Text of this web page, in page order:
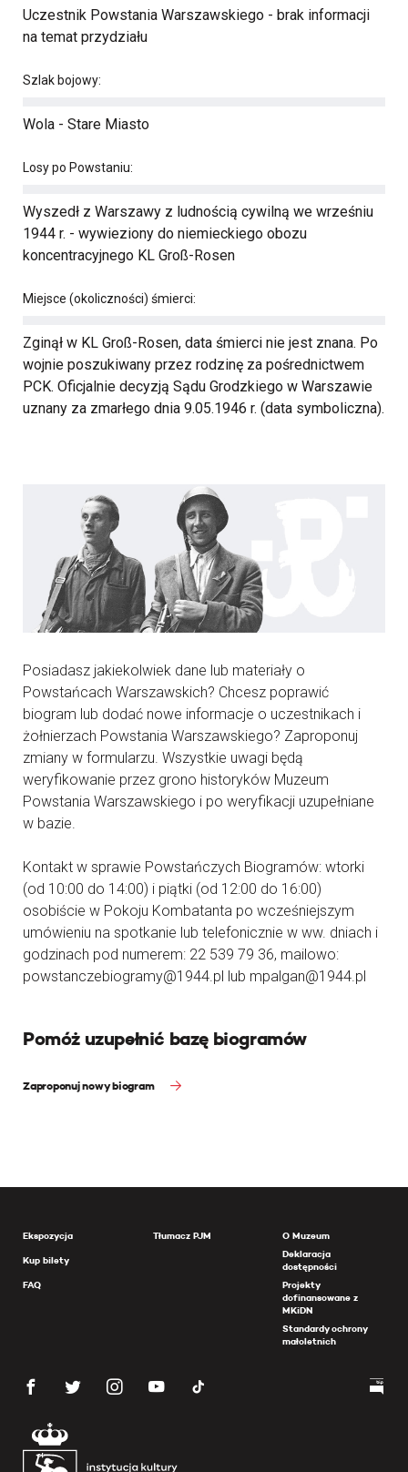
Uczestnik Powstania Warszawskiego - brak informacji
na temat przydziału
Szlak bojowy:
Wola - Stare Miasto
Losy po Powstaniu:
Wyszedł z Warszawy z ludnością cywilną we wrześniu
1944 r. - wywieziony do niemieckiego obozu
koncentracyjnego KL Groß-Rosen
Miejsce (okoliczności) śmierci:
Zginął w KL Groß-Rosen, data śmierci nie jest znana. Po
wojnie poszukiwany przez rodzinę za pośrednictwem
PCK. Oficjalnie decyzją Sądu Grodzkiego w Warszawie
uznany za zmarłego dnia 9.05.1946 r. (data symboliczna).
Posiadasz jakiekolwiek dane lub materiały o
Powstańcach Warszawskich? Chcesz poprawić
biogram lub dodać nowe informacje o uczestnikach i
żołnierzach Powstania Warszawskiego? Zaproponuj
zmiany w formularzu. Wszystkie uwagi będą
weryfikowanie przez grono historyków Muzeum
Powstania Warszawskiego i po weryfikacji uzupełniane
w bazie.
Kontakt w sprawie Powstańczych Biogramów: wtorki
(od 10:00 do 14:00) i piątki (od 12:00 do 16:00)
osobiście w Pokoju Kombatanta po wcześniejszym
umówieniu na spotkanie lub telefonicznie w ww. dniach i
godzinach pod numerem: 22 539 79 36, mailowo:
powstanczebiogramy@1944.pl lub mpalgan@1944.pl
Pomóż uzupełnić bazę biogramów
Zaproponuj nowy biogram
Ekspozycja
Kup bilety
FAQ
Tłumacz PJM
O Muzeum
Deklaracja
dostępności
Projekty
dofinansowane z
MKiDN
Standardy ochrony
małoletnich